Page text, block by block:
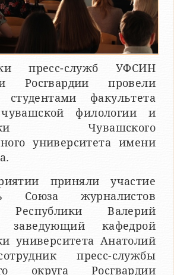
пресс-служб УФСИН
Росгвардии провели
факультета
филологии и
Чувашского
университета имени
приняли участие
Союза журналистов
Республики Валерий
заведующий кафедрой
университета Анатолий
пресс-службы
округа Росгвардии